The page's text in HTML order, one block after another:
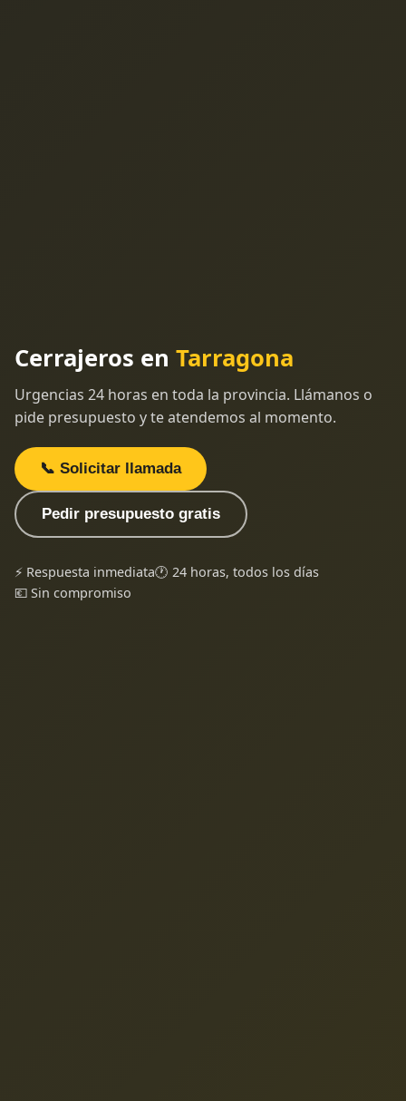
Cerrajeros en Tarragona
Urgencias 24 horas en toda la provincia. Llámanos o
pide presupuesto y te atendemos al momento.
📞 Solicitar llamada
Pedir presupuesto gratis
⚡ Respuesta inmediata🕐 24 horas, todos los días
💶 Sin compromiso